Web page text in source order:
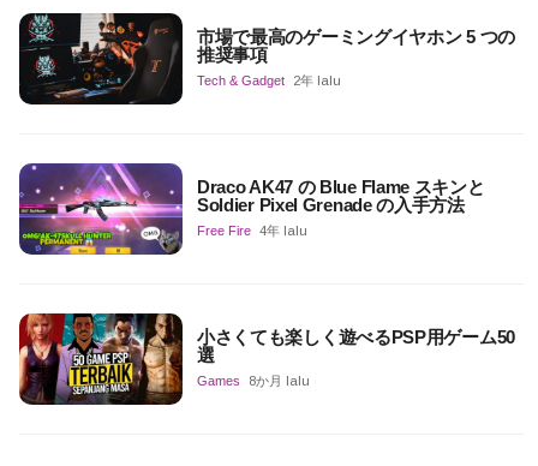
市場で最高のゲーミングイヤホン 5 つの
推奨事項
Tech & Gadget 2年 lalu
Draco AK47 の Blue Flame スキンと
Soldier Pixel Grenade の入手方法
Free Fire 4年 lalu
小さくても楽しく遊べるPSP用ゲーム50
選
Games 8か月 lalu